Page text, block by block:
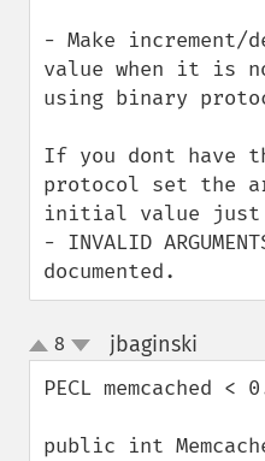
- Make
value when it is
using binary
If you dont have
protocol set the
initial value just
- INVALID
documented.
up
down
8 jbaginski
PECL memcached <
public int